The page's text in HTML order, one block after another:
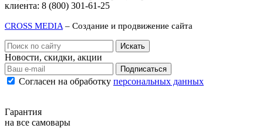
клиента: 8 (800) 301-61-25
CROSS MEDIA – Создание и продвижение сайта
Новости, скидки, акции
Подписаться
Согласен на обработку персональных данных
Гарантия
на все самовары